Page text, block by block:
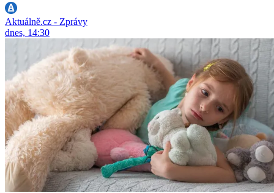
Aktuálně.cz - Zprávy
dnes, 14:30